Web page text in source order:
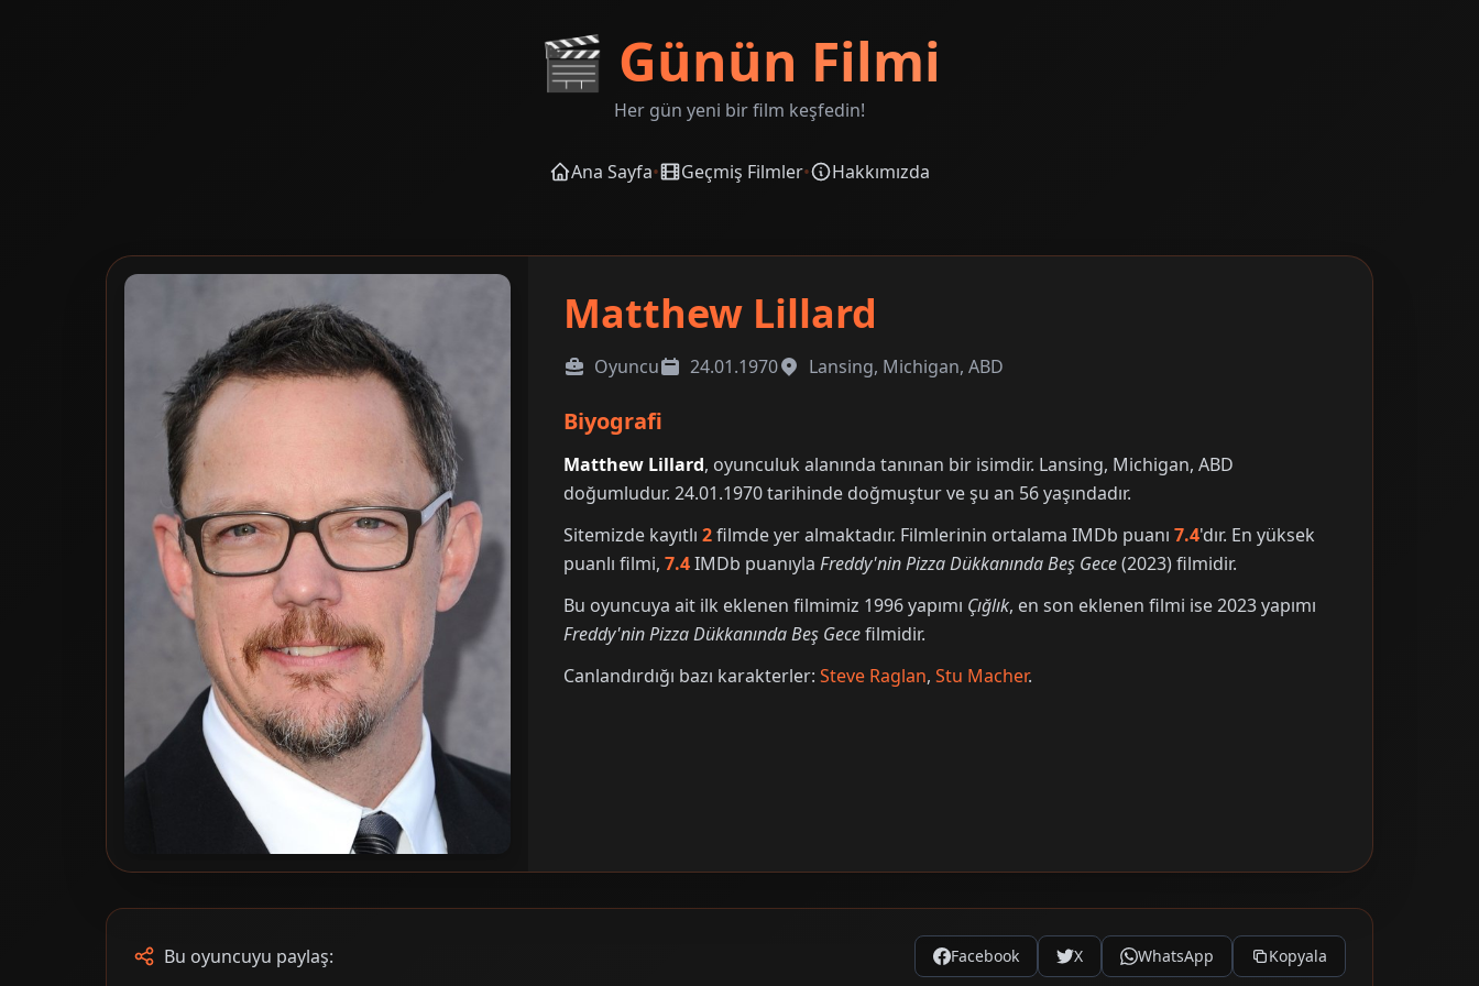
🎬 Günün Filmi
Her gün yeni bir film keşfedin!
Ana Sayfa• Geçmiş Filmler• Hakkımızda
Matthew Lillard
Oyuncu 24.01.1970 Lansing, Michigan, ABD
Biyografi
Matthew Lillard, oyunculuk alanında tanınan bir isimdir. Lansing, Michigan, ABD
doğumludur. 24.01.1970 tarihinde doğmuştur ve şu an 56 yaşındadır.
Sitemizde kayıtlı2filmde yer almaktadır. Filmlerinin ortalama IMDb puanı7.4'dır. En yüksek
puanlı filmi,7.4IMDb puanıylaFreddy'nin Pizza Dükkanında Beş Gece(2023) filmidir.
Bu oyuncuya ait ilk eklenen filmimiz 1996 yapımı Çığlık, en son eklenen filmi ise 2023 yapımı
Freddy'nin Pizza Dükkanında Beş Gecefilmidir.
Canlandırdığı bazı karakterler:Steve Raglan,Stu Macher.
Bu oyuncuyu paylaş: Facebook X WhatsApp Kopyala